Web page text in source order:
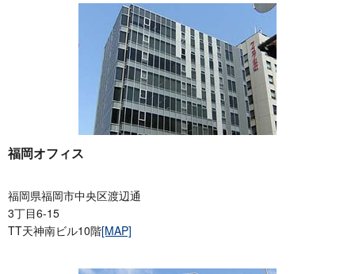
福岡オフィス
福岡県福岡市中央区渡辺通
3丁目6-15
TT天神南ビル10階[MAP]